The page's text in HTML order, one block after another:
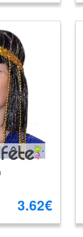
3.62€